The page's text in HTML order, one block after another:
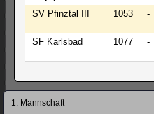
SV Pfinztal III 1053 -
SF Karlsbad 1077 -
Navigation
1. Mannschaft